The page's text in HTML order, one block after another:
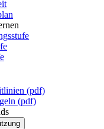
(pdf)
(pdf)